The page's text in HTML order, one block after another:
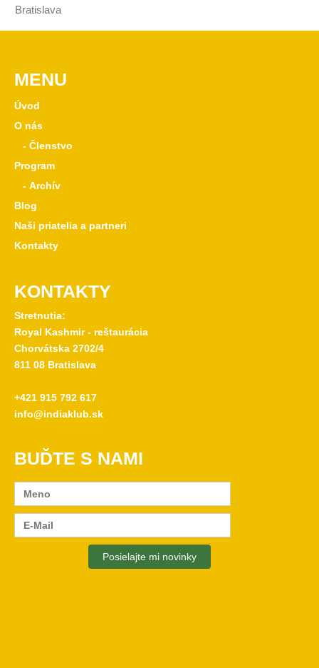
Bratislava
MENU
Úvod
O nás
- Členstvo
Program
- Archív
Blog
Naši priatelia a partneri
Kontakty
KONTAKTY
Stretnutia:
Royal Kashmir - reštaurácia
Chorvátska 2702/4
811 08 Bratislava
+421 915 792 617
info@indiaklub.sk
BUĎTE S NAMI